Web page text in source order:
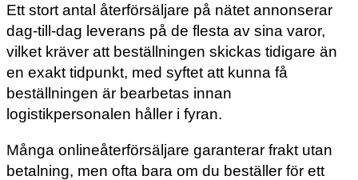
Ett stort antal återförsäljare på nätet annonserar
dag-till-dag leverans på de flesta av sina varor,
vilket kräver att beställningen skickas tidigare än
en exakt tidpunkt, med syftet att kunna få
beställningen är bearbetas innan
logistikpersonalen håller i fyran.
Många onlineåterförsäljare garanterar frakt utan
betalning, men ofta bara om du beställer för ett